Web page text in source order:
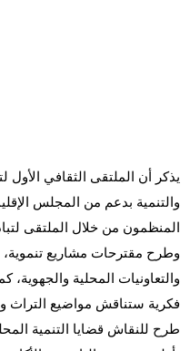
يذكر أن الملتقى الثقافي الأول
والتنمية بدعم من المجلس
المنظمون من خلال الملتقى
وطرح مقترحات مشاريع تنموية،
والتعاونيات المحلية
فكرية ستناقش مواضيع التراث
طرح للنقاش قضايا التنمية